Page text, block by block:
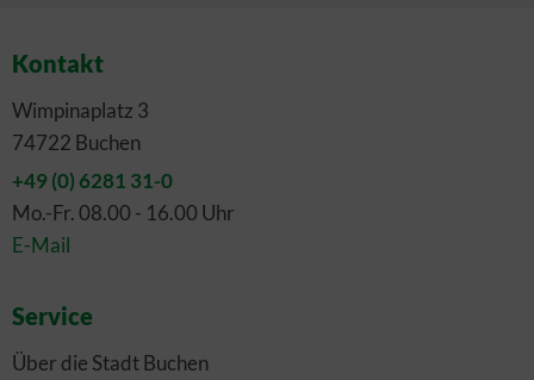
Kontakt
Wimpinaplatz 3
74722 Buchen
+49 (0) 6281 31-0
Mo.-Fr. 08.00 - 16.00 Uhr
E-Mail
Service
Über die Stadt Buchen